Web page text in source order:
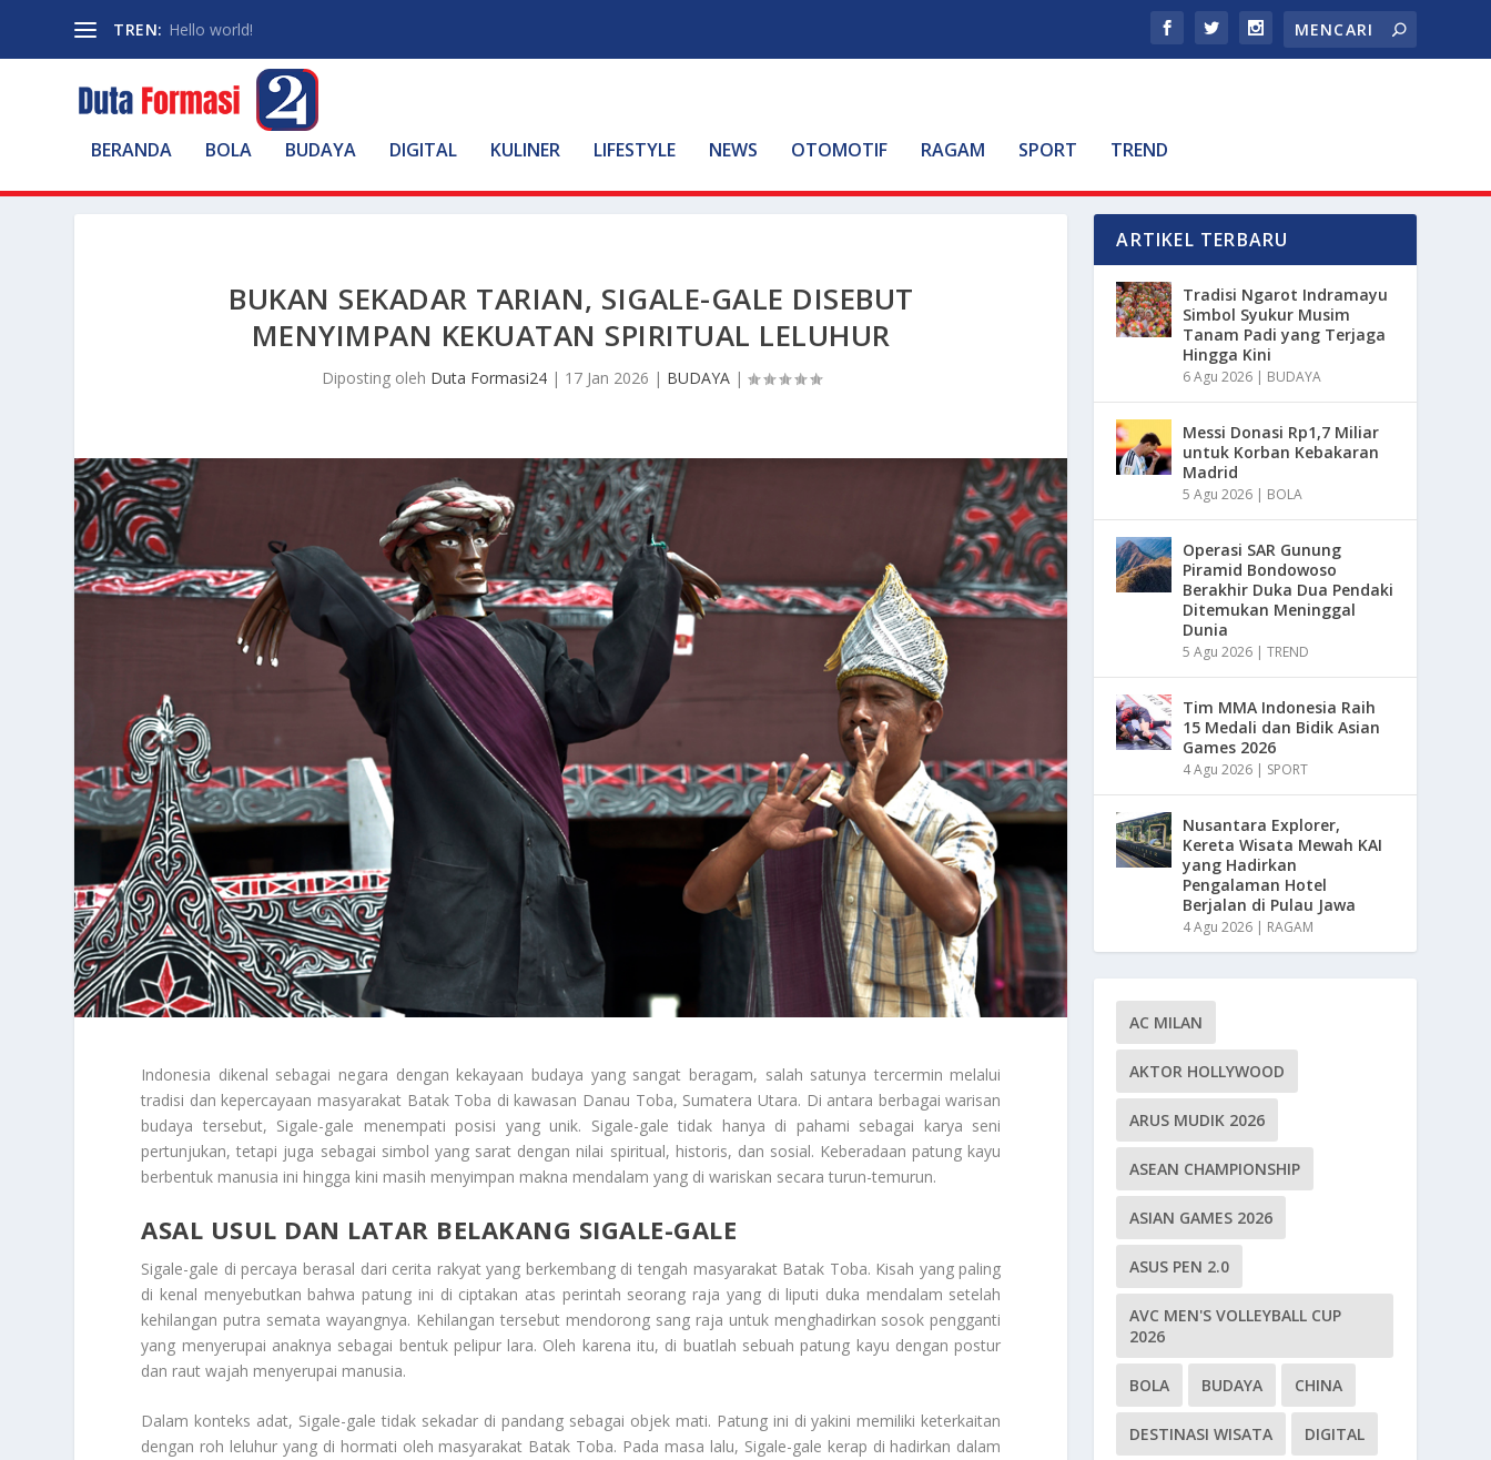
TREN: Hello world!
BERANDA BOLA BUDAYA DIGITAL KULINER LIFESTYLE NEWS OTOMOTIF RAGAM SPORT TREND
BUKAN SEKADAR TARIAN, SIGALE-GALE DISEBUT
MENYIMPAN KEKUATAN SPIRITUAL LELUHUR
Diposting oleh Duta Formasi24| 17 Jan 2026 | BUDAYA|
Indonesia dikenal sebagai negara dengan kekayaan budaya yang sangat beragam, salah satunya tercermin melalui
tradisi dan kepercayaan masyarakat Batak Toba di kawasan Danau Toba, Sumatera Utara. Di antara berbagai warisan
budaya tersebut, Sigale-gale menempati posisi yang unik. Sigale-gale tidak hanya di pahami sebagai karya seni
pertunjukan, tetapi juga sebagai simbol yang sarat dengan nilai spiritual, historis, dan sosial. Keberadaan patung kayu
berbentuk manusia ini hingga kini masih menyimpan makna mendalam yang di wariskan secara turun-temurun.
ASAL USUL DAN LATAR BELAKANG SIGALE-GALE
Sigale-gale di percaya berasal dari cerita rakyat yang berkembang di tengah masyarakat Batak Toba. Kisah yang paling
di kenal menyebutkan bahwa patung ini di ciptakan atas perintah seorang raja yang di liputi duka mendalam setelah
kehilangan putra semata wayangnya. Kehilangan tersebut mendorong sang raja untuk menghadirkan sosok pengganti
yang menyerupai anaknya sebagai bentuk pelipur lara. Oleh karena itu, di buatlah sebuah patung kayu dengan postur
dan raut wajah menyerupai manusia.
Dalam konteks adat, Sigale-gale tidak sekadar di pandang sebagai objek mati. Patung ini di yakini memiliki keterkaitan
dengan roh leluhur yang di hormati oleh masyarakat Batak Toba. Pada masa lalu, Sigale-gale kerap di hadirkan dalam
ARTIKEL TERBARU
Tradisi Ngarot Indramayu
Simbol Syukur Musim
Tanam Padi yang Terjaga
Hingga Kini
6 Agu 2026 | BUDAYA
Messi Donasi Rp1,7 Miliar
untuk Korban Kebakaran
Madrid
5 Agu 2026 | BOLA
Operasi SAR Gunung
Piramid Bondowoso
Berakhir Duka Dua Pendaki
Ditemukan Meninggal
Dunia
5 Agu 2026 |TREND
Tim MMA Indonesia Raih
15 Medali dan Bidik Asian
Games 2026
4 Agu 2026 | SPORT
Nusantara Explorer,
Kereta Wisata Mewah KAI
yang Hadirkan
Pengalaman Hotel
Berjalan di Pulau Jawa
4 Agu 2026 | RAGAM
AC MILAN
AKTOR HOLLYWOOD
ARUS MUDIK 2026
ASEAN CHAMPIONSHIP
ASIAN GAMES 2026
ASUS PEN 2.0
AVC MEN'S VOLLEYBALL CUP
2026
BOLA BUDAYA CHINA
DESTINASI WISATA DIGITAL